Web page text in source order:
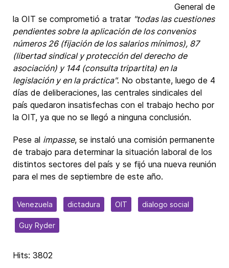
General de
la OIT se comprometió a tratar "todas las cuestiones
pendientes sobre la aplicación de los convenios
números 26 (fijación de los salarios mínimos), 87
(libertad sindical y protección del derecho de
asociación) y 144 (consulta tripartita) en la
legislación y en la práctica". No obstante, luego de 4
días de deliberaciones, las centrales sindicales del
país quedaron insatisfechas con el trabajo hecho por
la OIT, ya que no se llegó a ninguna conclusión.
Pese al impasse, se instaló una comisión permanente
de trabajo para determinar la situación laboral de los
distintos sectores del país y se fijó una nueva reunión
para el mes de septiembre de este año.
Venezuela dictadura OIT dialogo social
Guy Ryder
Hits: 3802